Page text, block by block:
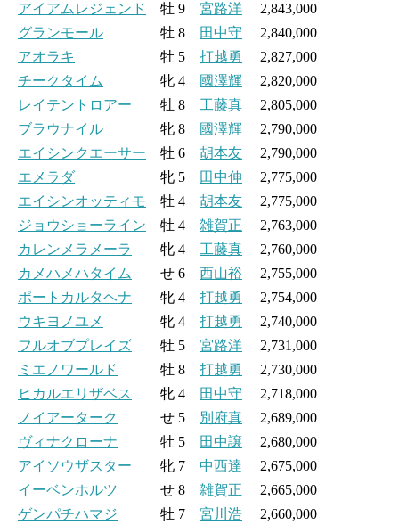
アイアムレジェンド
牡 9 宮路洋 2,843,000
グランモール 牡 8 田中守 2,840,000
アオラキ
牡 5 打越勇
2,827,000
チークタイム
牝 4 國澤輝 2,820,000
レイテントロアー 牡 8 工藤真 2,805,000
ブラウナイル 牝 8 國澤輝 2,790,000
エイシンクエーサー 牡 6 胡本友 2,790,000
エメラダ牝 5 田中伸 2,775,000
エイシンオッティモ 牡 4 胡本友 2,775,000
ジョウショーライン 牡 4 雑賀正 2,763,000
カレンメラメーラ
牝 4 工藤真 2,760,000
カメハメハタイム
せ 6 西山裕 2,755,000
ポートカルタヘナ 牝 4 打越勇
2,754,000
ウキヨノユメ
牝 4 打越勇
2,740,000
フルオブプレイズ 牡 5 宮路洋 2,731,000
ミエノワールド
牡 8 打越勇
2,730,000
ヒカルエリザベス
牝 4 田中守 2,718,000
ノイアーターク
せ 5 別府真 2,689,000
ヴィナクローナ 牡 5 田中譲 2,680,000
アイソウザスター 牝 7 中西達 2,675,000
イーベンホルツ せ 8 雑賀正 2,665,000
ゲンパチハマジ 牡 7 宮川浩 2,660,000